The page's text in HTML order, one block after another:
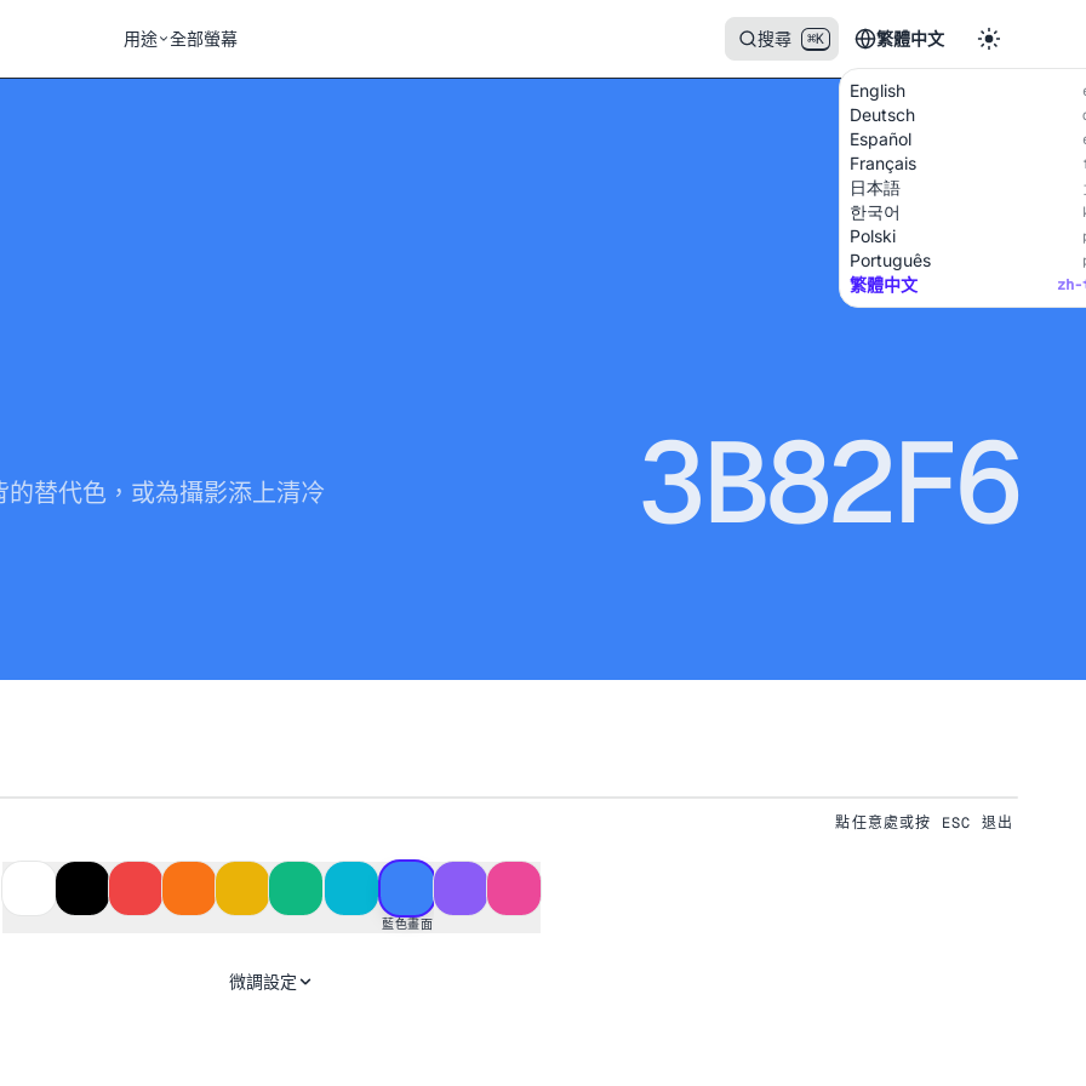
用途 全部螢幕 搜尋 ⌘K 繁體中文
English
Deutsch
Español
Français
日本語
한국어
Polski
Português
繁體中文 zh-
替代色，或為攝影添上清冷
3B82F6
點任意處或按 ESC 退出
藍色畫面
微調設定